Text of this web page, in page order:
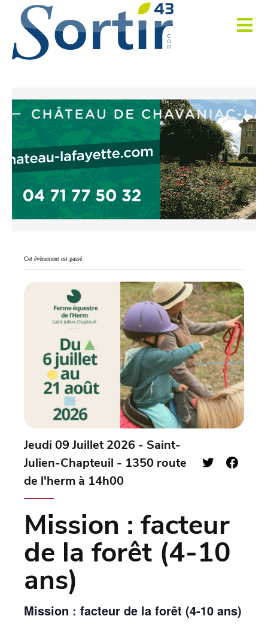
Cet évènement est passé
Jeudi 09 Juillet 2026 - Saint-
Julien-Chapteuil - 1350 route
de l'herm à 14h00
Mission : facteur
de la forêt (4-10
ans)
Mission : facteur de la forêt (4-10 ans)